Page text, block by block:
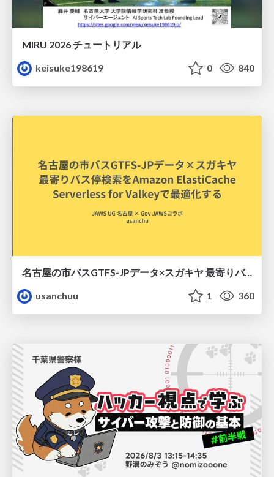
MIRU 2026 チュートリアル
keisuke198619
0 840
名古屋の市バスGTFS-JPデータ×スガキヤ 最寄りバス停検索をAmazon ElastiCache Serverless for Valkeyで最適化する
usanchuu
1 360